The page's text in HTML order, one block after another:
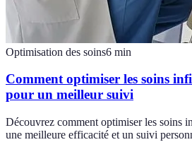
Optimisation des soins6 min
Comment optimiser les soins
pour un meilleur suivi
Découvrez comment optimiser les soins
une meilleure efficacité et un suivi